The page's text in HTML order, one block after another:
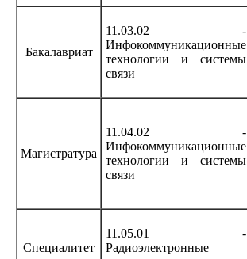
Бакалавриат
11.03.02 -
Инфокоммуникационные
технологии и системы
связи
Магистратура
11.04.02 -
Инфокоммуникационные
технологии и системы
связи
Специалитет
11.05.01 -
Радиоэлектронные